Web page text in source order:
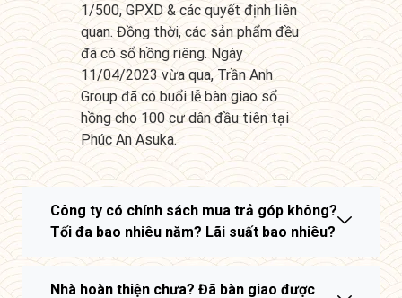
1/500, GPXD & các quyết định liên
quan. Đồng thời, các sản phẩm đều
đã có sổ hồng riêng. Ngày
11/04/2023 vừa qua, Trần Anh
Group đã có buổi lễ bàn giao sổ
hồng cho 100 cư dân đầu tiên tại
Phúc An Asuka.
Công ty có chính sách mua trả góp không?
Tối đa bao nhiêu năm? Lãi suất bao nhiêu?
Nhà hoàn thiện chưa? Đã bàn giao được